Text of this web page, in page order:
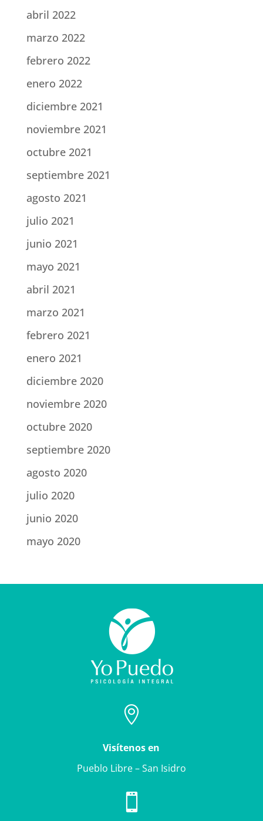
abril 2022
marzo 2022
febrero 2022
enero 2022
diciembre 2021
noviembre 2021
octubre 2021
septiembre 2021
agosto 2021
julio 2021
junio 2021
mayo 2021
abril 2021
marzo 2021
febrero 2021
enero 2021
diciembre 2020
noviembre 2020
octubre 2020
septiembre 2020
agosto 2020
julio 2020
junio 2020
mayo 2020

Visítenos en
Pueblo Libre – San Isidro
